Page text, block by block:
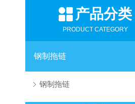
产品分类
PRODUCT CATEGORY
钢制拖链
钢制拖链